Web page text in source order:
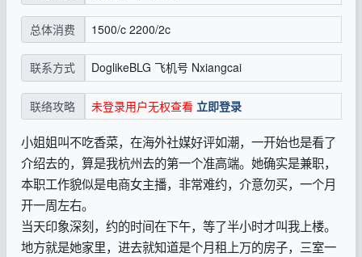
总体消费 1500/c 2200/2c
联系方式 DoglikeBLG 飞机号 Nxiangcai
联络攻略 未登录用户无权查看 立即登录
小姐姐叫不吃香菜，在海外社媒好评如潮，一开始也是看了
介绍去的，算是我杭州去的第一个准高端。她确实是兼职，
本职工作貌似是电商女主播，非常难约，介意勿买，一个月
开一周左右。
当天印象深刻，约的时间在下午，等了半小时才叫我上楼。
地方就是她家里，进去就知道是个月租上万的房子，三室一